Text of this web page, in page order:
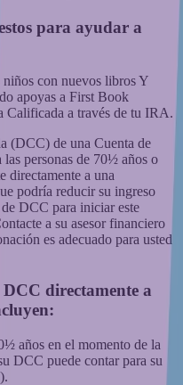
para ayudar a
con nuevos libros Y
apoyas a First Book
a través de tu IRA.
(DCC) de una Cuenta de
personas de 70½ años o
directamente a una
podría reducir su ingreso
DCC para iniciar este
a su asesor financiero
es adecuado para usted
directamente a
años en el momento de la
DCC puede contar para su